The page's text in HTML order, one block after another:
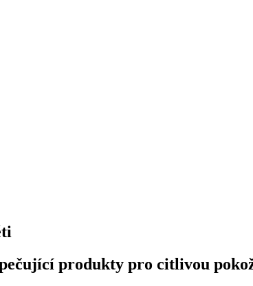
produkty pro citlivou